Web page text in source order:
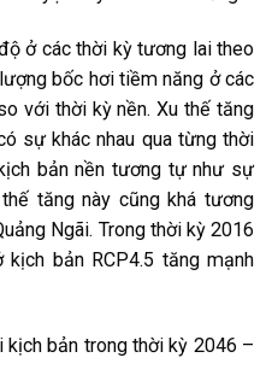
ở các thời kỳ tương lai theo
bốc hơi tiềm năng ở các
với thời kỳ nền. Xu thế tăng
sự khác nhau qua từng thời
bản nền tương tự như sự
tăng này cũng khá tương
Ngãi. Trong thời kỳ 2016
bản RCP4.5 tăng mạnh
bản trong thời kỳ 2046 –